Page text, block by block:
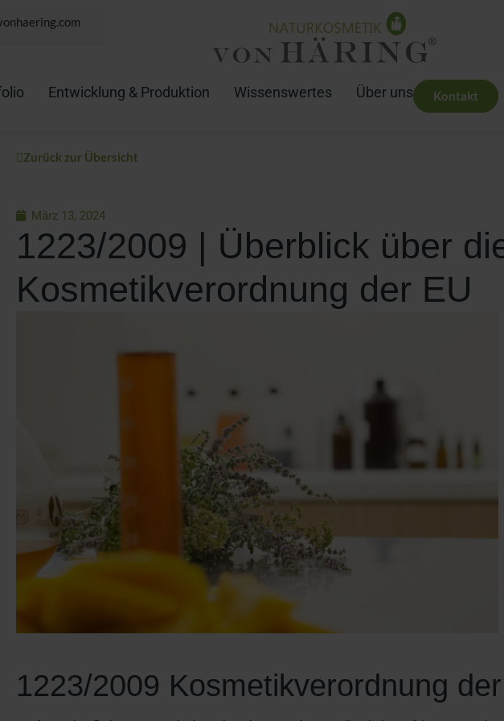
Entwicklung & Produktion Wissenswertes Über uns Kontakt
Zurück zur Übersicht
März 13, 2024
1223/2009 | Überblick über
Kosmetikverordnung der EU
1223/2009 Kosmetikverordnung